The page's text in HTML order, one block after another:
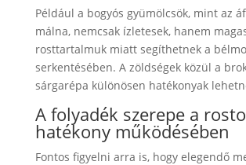
Például a bogyós gyümölcsök, mint az
málna, nemcsak ízletesek, hanem
rosttartalmuk miatt segíthetnek a
serkentésében. A zöldségek közül a
sárgarépa különösen hatékonyak
A folyadék szerepe a
hatékony működésében
Fontos figyelni arra is, hogy elegendő